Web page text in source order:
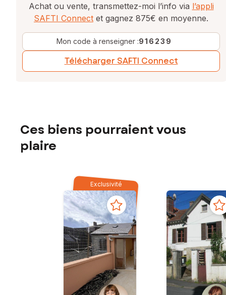
Achat ou vente, transmettez-moi l’info via l’appli
SAFTI Connect et gagnez 875€ en moyenne.
Mon code à renseigner :916239
Télécharger SAFTI Connect
Ces biens pourraient vous
plaire
Exclusivité